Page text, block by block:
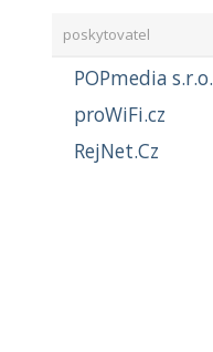
poskytovatel
POPmedia s.r.o.
proWiFi.cz
RejNet.Cz